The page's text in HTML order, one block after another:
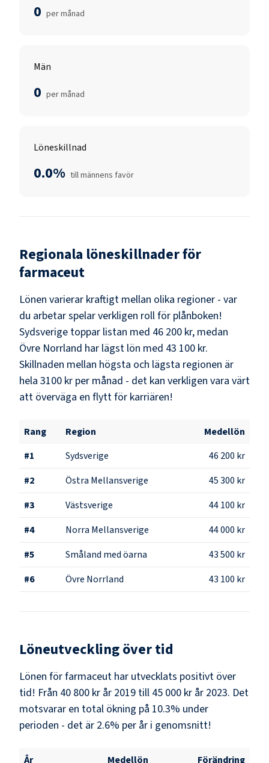
0 per månad
Män
0 per månad
Löneskillnad
0.0% till männens favör
Regionala löneskillnader för
farmaceut
Lönen varierar kraftigt mellan olika regioner - var
du arbetar spelar verkligen roll för plånboken!
Sydsverige toppar listan med 46 200 kr, medan
Övre Norrland har lägst lön med 43 100 kr.
Skillnaden mellan högsta och lägsta regionen är
hela 3100 kr per månad - det kan verkligen vara värt
att överväga en flytt för karriären!
Rang Region
Medellön
#1 Sydsverige
46 200 kr
#2 Östra Mellansverige
45 300 kr
#3 Västsverige
44 100 kr
#4 Norra Mellansverige
44 000 kr
#5 Småland med öarna
43 500 kr
#6 Övre Norrland 43 100 kr
Löneutveckling över tid
Lönen för farmaceut har utvecklats positivt över
tid! Från 40 800 kr år 2019 till 45 000 kr år 2023. Det
motsvarar en total ökning på 10.3% under
perioden - det är 2.6% per år i genomsnitt!
År Medellön Förändring